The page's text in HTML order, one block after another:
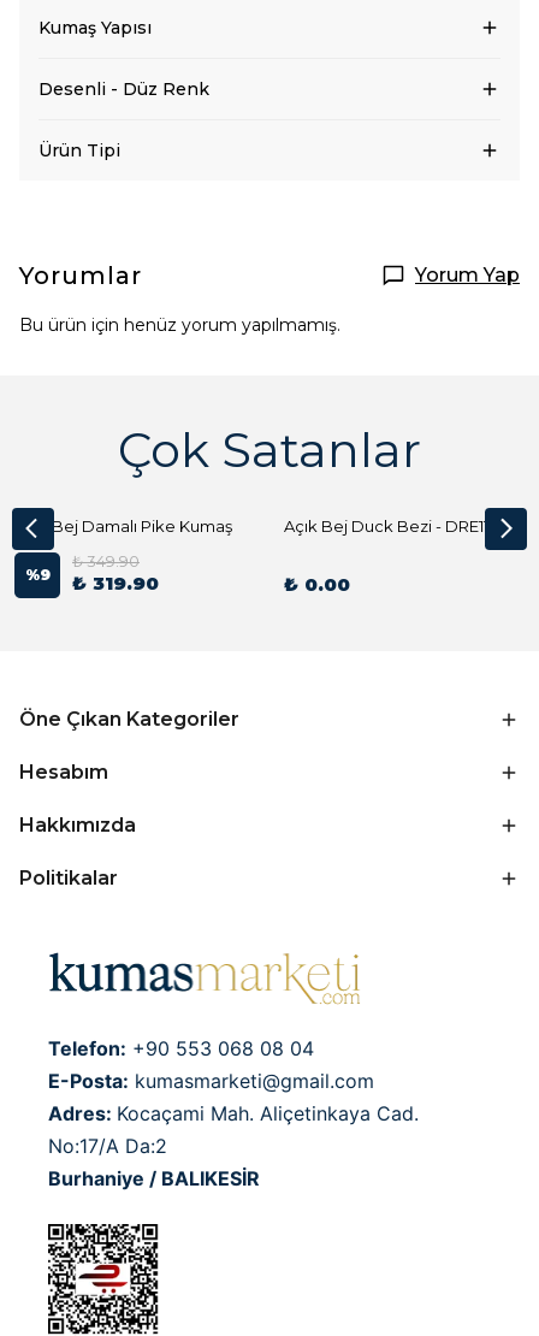
Kumaş Yapısı
Desenli - Düz Renk
Ürün Tipi
Yorumlar Yorum Yap
Bu ürün için henüz yorum yapılmamış.
Çok Satanlar
Açık Bej Damalı Pike Kumaş
%9
₺ 349.90
₺ 319.90
Açık Bej Duck Bezi - DRE1144 Kumaş Peçete
₺ 0.00
Öne Çıkan Kategoriler
Hesabım
Hakkımızda
Politikalar
Telefon: +90 553 068 08 04
E-Posta: kumasmarketi@gmail.com
Adres: Kocaçami Mah. Aliçetinkaya Cad.
No:17/A Da:2
Burhaniye / BALIKESİR